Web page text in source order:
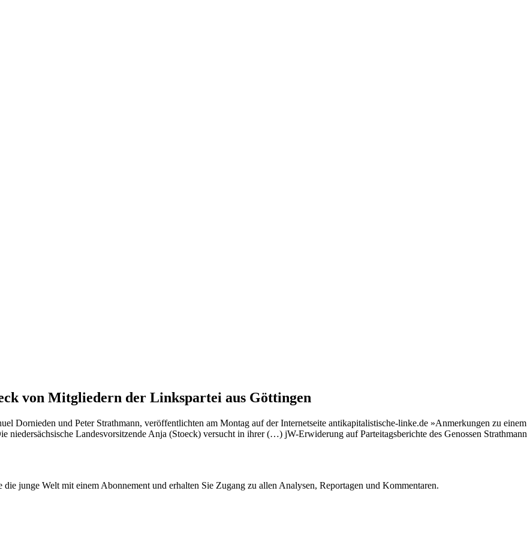
von Mitgliedern der Linkspartei aus Göttingen
Dornieden und Peter Strathmann, veröffentlichten am Montag auf der Internetseite antikapitalistische-linke.de »Anmerkungen zu einem
Landesvorsitzende Anja (Stoeck) versucht in ihrer (…) jW-Erwiderung auf Parteitagsberichte des Genossen Strathmann
junge Welt mit einem Abonnement und erhalten Sie Zugang zu allen Analysen, Reportagen und Kommentaren.